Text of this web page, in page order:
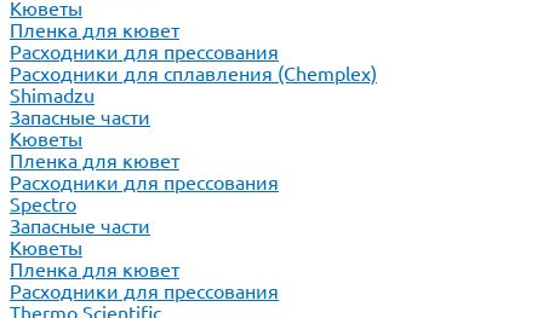
Кюветы
Пленка для кювет
Расходники для прессования
Расходники для сплавления (Chemplex)
Shimadzu
Запасные части
Кюветы
Пленка для кювет
Расходники для прессования
Spectro
Запасные части
Кюветы
Пленка для кювет
Расходники для прессования
Thermo Scientific